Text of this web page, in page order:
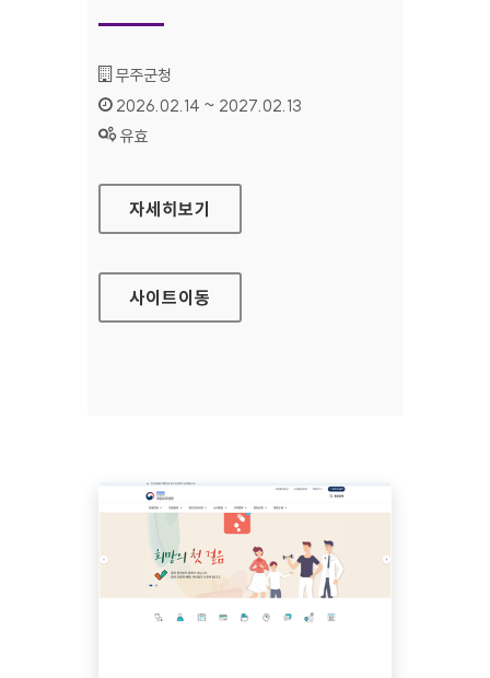
기관명 :
무주군청
인증기간 :
2026.02.14 ~ 2027.02.13
상태 :
유효
무주군청
자세히보기
사이트이동